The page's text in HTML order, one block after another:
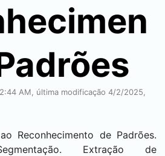
AM, última modificação 4/2/2025,
Reconhecimento de Padrões.
Extração de